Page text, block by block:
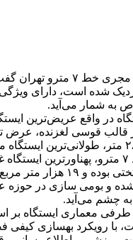
محمد یاشار لطفی
نزدیک شده است، دارای
به شمار می‌آید.
در واقع عریض‌ترین
به گفته مجری خط ۷ مترو،
ایستگاه ورزشگاه
شده و بومی سازی در حوزه
چشم می‌آید.
طرفی معماری ایستگاه
با رویکرد بهسازی